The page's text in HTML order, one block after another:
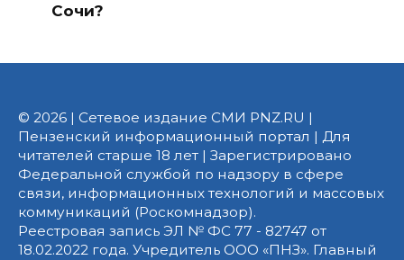
Сочи?
© 2026 | Сетевое издание СМИ PNZ.RU |
Пензенский информационный портал | Для
читателей старше 18 лет | Зарегистрировано
Федеральной службой по надзору в сфере
связи, информационных технологий и массовых
коммуникаций (Роскомнадзор).
Реестровая запись ЭЛ № ФС 77 - 82747 от
18.02.2022 года. Учредитель ООО «ПНЗ». Главный